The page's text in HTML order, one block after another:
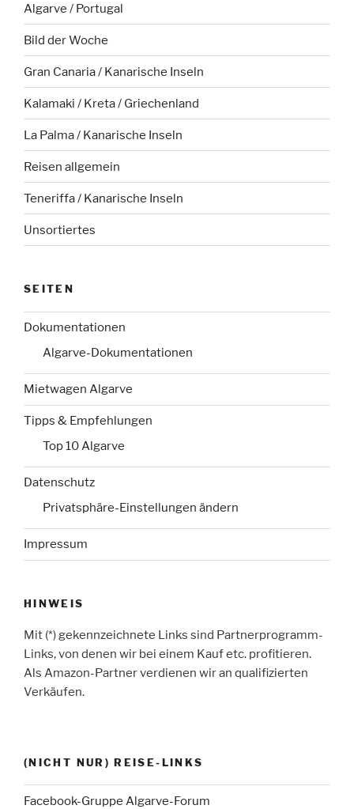
Algarve / Portugal
Bild der Woche
Gran Canaria / Kanarische Inseln
Kalamaki / Kreta / Griechenland
La Palma / Kanarische Inseln
Reisen allgemein
Teneriffa / Kanarische Inseln
Unsortiertes
SEITEN
Dokumentationen
Algarve-Dokumentationen
Mietwagen Algarve
Tipps & Empfehlungen
Top 10 Algarve
Datenschutz
Privatsphäre-Einstellungen ändern
Impressum
HINWEIS
Mit (*) gekennzeichnete Links sind Partnerprogramm-
Links, von denen wir bei einem Kauf etc. profitieren.
Als Amazon-Partner verdienen wir an qualifizierten
Verkäufen.
(NICHT NUR) REISE-LINKS
Facebook-Gruppe Algarve-Forum